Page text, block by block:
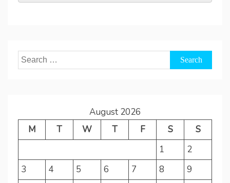
Search
for:
August 2026
M
T W T F S
S
1
2
3
4 5 6 7 8
9